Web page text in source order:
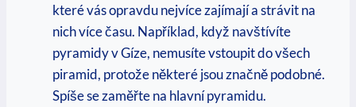
které vás ​opravdu nejvíce zajímají a strávit⁤ na
nich více ‌času. Například,⁣ když navštívíte
pyramidy v Gíze, nemusíte vstoupit do všech
piramid, protože některé ⁤jsou⁣ značně podobné.
Spíše ‍se ‌zaměřte na hlavní pyramidu.